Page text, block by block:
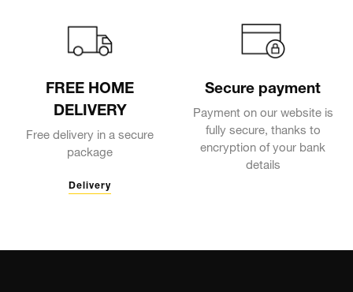
FREE HOME
DELIVERY
Free delivery in a secure
package
Delivery
Secure payment
Payment on our website is
fully secure, thanks to
encryption of your bank
details